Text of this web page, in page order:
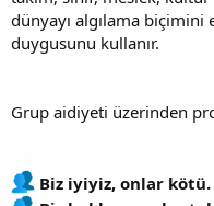
dünyayı algılama
duygusunu kullanır.
Grup aidiyeti üzerinden
Biz iyiyiz, onlar kötü.